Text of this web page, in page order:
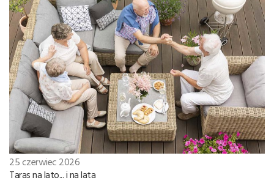
25 czerwiec 2026
Taras na lato... i na lata